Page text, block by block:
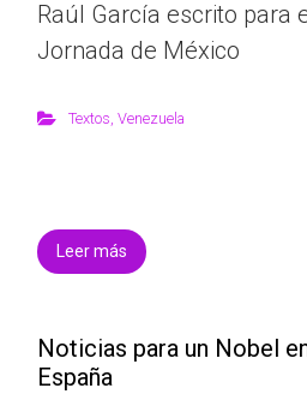
Raúl García escrito para
Jornada de México
Textos Venezuela
Leer más
Noticias para un Nobel
España